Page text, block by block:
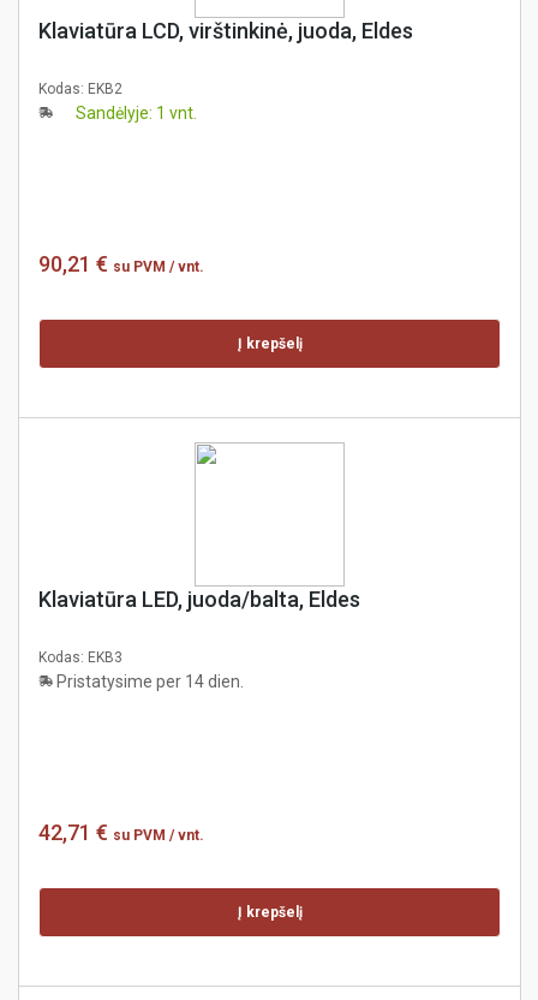
Klaviatūra LCD, virštinkinė, juoda, Eldes
Kodas: EKB2
Sandėlyje: 1 vnt.
90,21 € su PVM / vnt.
Į krepšelį
Klaviatūra LED, juoda/balta, Eldes
Kodas: EKB3
Pristatysime per 14 dien.
42,71 € su PVM / vnt.
Į krepšelį